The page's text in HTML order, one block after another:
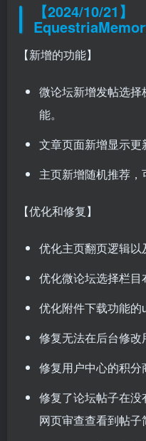
【2024/10/21】
【新增的功能】
微论坛新增发帖选
能。
文章页面新增显示更
主页新增随机推荐，
【优化和修复】
优化主页翻页逻辑以
优化微论坛选择栏目
优化附件下载功能的
修复无法在后台修改
修复用户中心的积分
修复了论坛帖子在
网页审查查看到帖子